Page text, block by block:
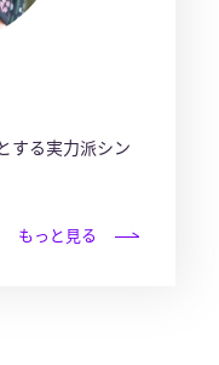
する実力派シン
もっと見る